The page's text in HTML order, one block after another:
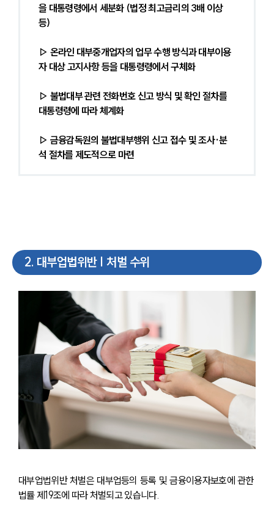
을 대통령령에서 세분화 (법정 최고금리의 3배 이상
등)
▷ 온라인 대부중개업자의 업무 수행 방식과 대부이용
자 대상 고지사항 등을 대통령령에서 구체화
▷ 불법대부 관련 전화번호 신고 방식 및 확인 절차를
대통령령에 따라 체계화
▷ 금융감독원의 불법대부행위 신고 접수 및 조사·분
석 절차를 제도적으로 마련
2. 대부업법위반 | 처벌 수위
대부업법위반 처벌은 대부업등의 등록 및 금융이용자보호에 관한
법률 제19조에 따라 처벌되고 있습니다.